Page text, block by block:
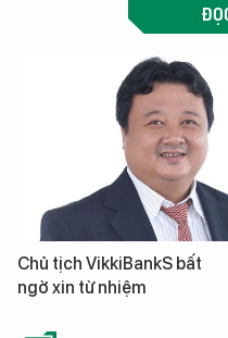
Chủ tịch VikkiBankS bất
ngờ xin từ nhiệm